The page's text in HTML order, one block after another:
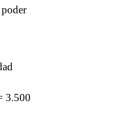
3.500